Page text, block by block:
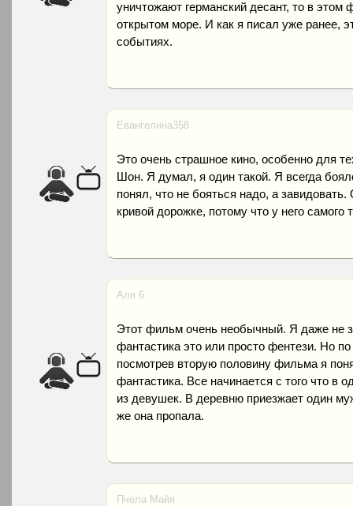
уничтожают германский десант, то в
открытом море. И как я писал уже ранее,
событиях.
Евангелина358
Это очень страшное кино, особенно для
Шон. Я думал, я один такой. Я всегда
понял, что не бояться надо, а
кривой дорожке, потому что у него самого
Аля 6
Этот фильм очень необычный. Я даже не
фантастика это или просто фентези. Но
посмотрев вторую половину фильма я
фантастика. Все начинается с того что в
из девушек. В деревню приезжает один
же она пропала.
Пчела Майя